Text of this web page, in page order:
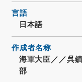
言語
日本語
作成者名称
海軍大臣／／呉
部